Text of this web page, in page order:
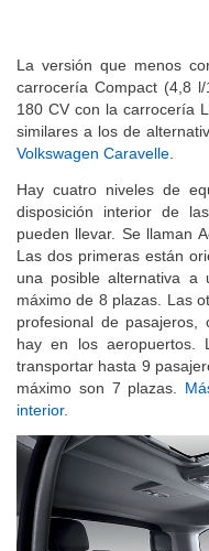
La versión que menos
carrocería Compact (4,8
180 CV con la carrocería
similares a los de
Hay cuatro niveles de
disposición interior de
pueden llevar. Se llaman
Las dos primeras están
una posible alternativa a
máximo de 8 plazas. Las
profesional de pasajeros,
hay en los aeropuertos.
transportar hasta 9
máximo son 7 plazas.